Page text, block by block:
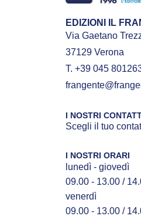
EDIZIONI IL
Via Gaetano
37129 Verona
T. +39 045
I NOSTRI
Scegli il tuo
I NOSTRI ORARI
lunedì - giovedì
09.00 - 13.00 /
venerdì
09.00 - 13.00 /